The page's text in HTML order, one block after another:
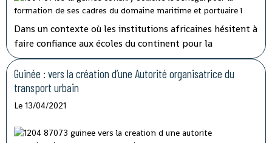
Dans un contexte où les institutions africaines hésitent à
faire confiance aux écoles du continent pour la
formation de leurs travailleurs, la Guinée Conakry et le
Sénégal concrétisent leur coopération dans le domaine
maritime et portuaire.
Guinée : vers la création d’une Autorité organisatrice du
transport urbain
Le 13/04/2021